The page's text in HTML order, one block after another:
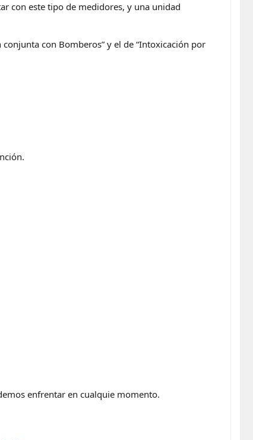
con este tipo de medidores, y una unidad
con Bomberos” y el de “Intoxicación por
enfrentar en cualquie momento.